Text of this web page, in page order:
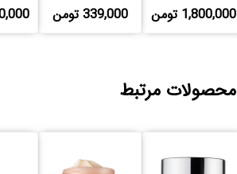
1,800,000 تومن 339,000 تومن
محصولات مرتبط